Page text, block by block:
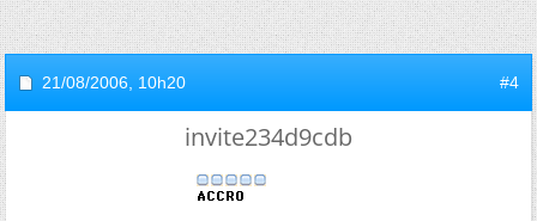
21/08/2006, 10h20 #4
invite234d9cdb